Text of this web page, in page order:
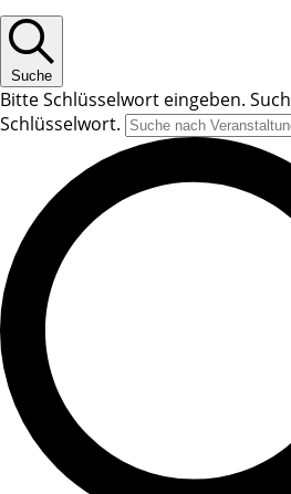
Suche
Bitte Schlüsselwort eingeben.
Schlüsselwort.